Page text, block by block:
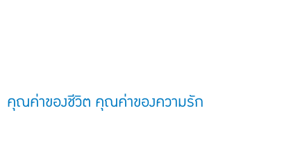
คุณค่าของชีวิต คุณค่าของความรัก